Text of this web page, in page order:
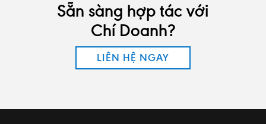
Sẵn sàng hợp tác với
Chí Doanh?
LIÊN HỆ NGAY